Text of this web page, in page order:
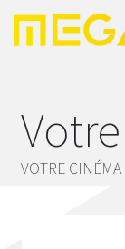
Votre
VOTRE CINÉMA